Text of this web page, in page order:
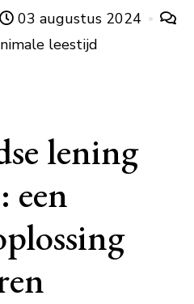
03 augustus 2024
leestijd
lening
een